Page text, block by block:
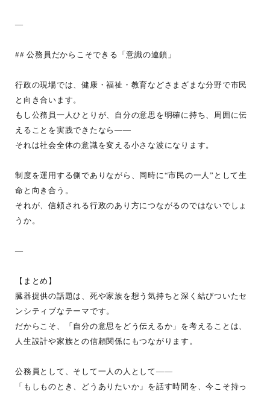
—
## 公務員だからこそできる「意識の連鎖」
行政の現場では、健康・福祉・教育などさまざまな分野で市民
と向き合います。
もし公務員一人ひとりが、自分の意思を明確に持ち、周囲に伝
えることを実践できたなら――
それは社会全体の意識を変える小さな波になります。
制度を運用する側でありながら、同時に“市民の一人”として生
命と向き合う。
それが、信頼される行政のあり方につながるのではないでしょ
うか。
—
【まとめ】
臓器提供の話題は、死や家族を想う気持ちと深く結びついたセ
ンシティブなテーマです。
だからこそ、「自分の意思をどう伝えるか」を考えることは、
人生設計や家族との信頼関係にもつながります。
公務員として、そして一人の人として――
「もしものとき、どうありたいか」を話す時間を、今こそ持っ